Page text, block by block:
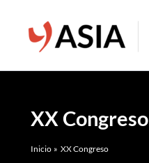
contenido
XX Congreso
Inicio XX Congreso